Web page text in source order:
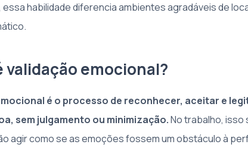
habilidade diferencia ambientes agradáveis de
validação emocional?
é o processo de reconhecer, aceitar e
sem julgamento ou minimização.No trabalho, isso
agir como se as emoções fossem um obstáculo à